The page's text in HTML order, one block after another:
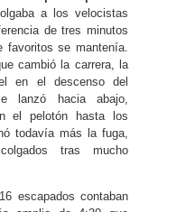
a los velocistas
de tres minutos
favoritos se mantenía.
cambió la carrera, la
en el descenso del
lanzó hacia abajo,
el pelotón hasta los
todavía más la fuga,
tras mucho
escapados contaban